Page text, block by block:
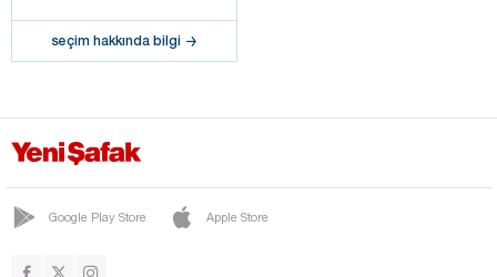
seçim hakkında bilgi
Google Play Store Apple Store